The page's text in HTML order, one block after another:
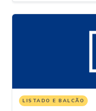
LISTADO E BALCÃO